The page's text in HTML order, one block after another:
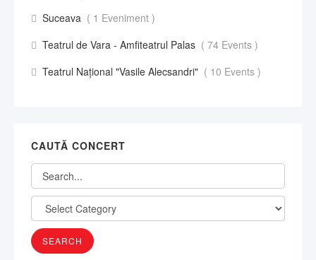
Suceava ( 1 Eveniment )
Teatrul de Vara - Amfiteatrul Palas ( 74 Events )
Teatrul Național "Vasile Alecsandri" ( 10 Events )
CAUTĂ CONCERT